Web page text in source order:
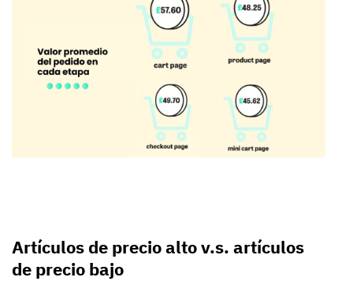
Artículos de precio alto v.s. artículos
de precio bajo